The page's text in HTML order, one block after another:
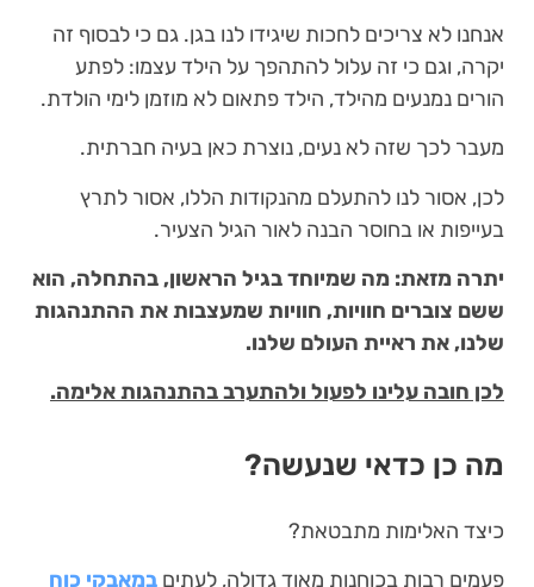
אנחנו לא צריכים לחכות שיגידו לנו בגן. גם כי לבסוף זה
יקרה, וגם כי זה עלול להתהפך על הילד עצמו: לפתע
הורים נמנעים מהילד, הילד פתאום לא מוזמן לימי הולדת.
מעבר לכך שזה לא נעים, נוצרת כאן בעיה חברתית.
לכן, אסור לנו להתעלם מהנקודות הללו, אסור לתרץ
בעייפות או בחוסר הבנה לאור הגיל הצעיר.
יתרה מזאת: מה שמיוחד בגיל הראשון, בהתחלה, הוא
ששם צוברים חוויות, חוויות שמעצבות את ההתנהגות
שלנו, את ראיית העולם שלנו.
לכן חובה עלינו לפעול ולהתערב בהתנהגות אלימה.
מה כן כדאי שנעשה?
כיצד האלימות מתבטאת?
פעמים רבות בכוחנות מאוד גדולה, לעתים במאבקי כוח